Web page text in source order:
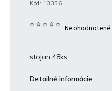
Kód: 13356
Neohodnotené
stojan 48ks
Detailné informácie